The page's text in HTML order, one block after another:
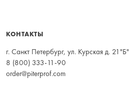
КОНТАКТЫ
г. Санкт Петербург, ул. Курская д. 21"Б"
8 (800) 333-11-90
order@piterprof.com